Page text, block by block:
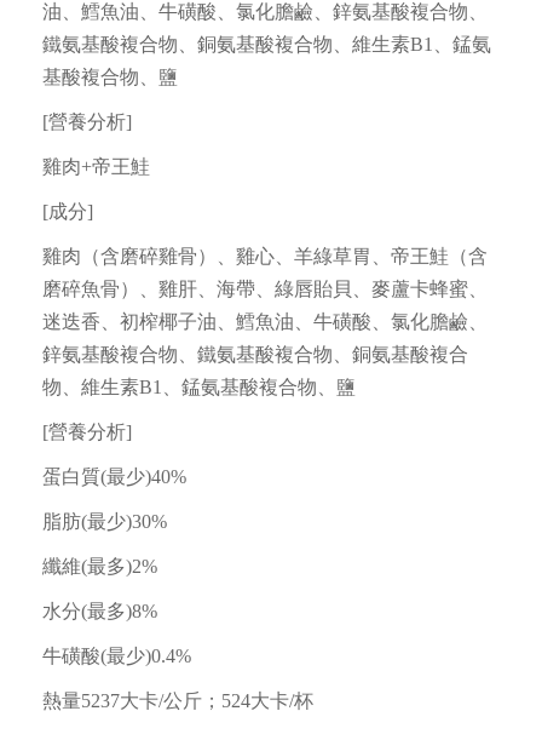
油、鱈魚油、牛磺酸、氯化膽鹼、鋅氨基酸複合物、
鐵氨基酸複合物、銅氨基酸複合物、維生素B1、錳氨
基酸複合物、鹽
[營養分析]
雞肉+帝王鮭
[成分]
雞肉（含磨碎雞骨）、雞心、羊綠草胃、帝王鮭（含
磨碎魚骨）、雞肝、海帶、綠唇貽貝、麥蘆卡蜂蜜、
迷迭香、初榨椰子油、鱈魚油、牛磺酸、氯化膽鹼、
鋅氨基酸複合物、鐵氨基酸複合物、銅氨基酸複合
物、維生素B1、錳氨基酸複合物、鹽
[營養分析]
蛋白質(最少)40%
脂肪(最少)30%
纖維(最多)2%
水分(最多)8%
牛磺酸(最少)0.4%
熱量5237大卡/公斤；524大卡/杯